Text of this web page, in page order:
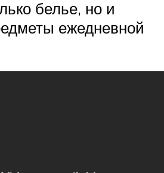
белье, но и
ежедневной